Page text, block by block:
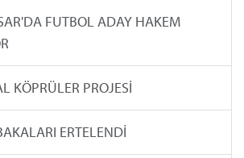
FUTBOL ADAY HAKEM
KÖPRÜLER PROJESİ
ERTELENDİ